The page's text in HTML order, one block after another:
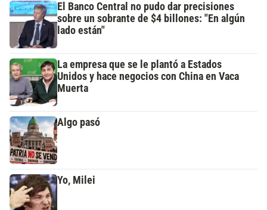
El Banco Central no pudo dar precisiones
sobre un sobrante de $4 billones: "En algún
lado están"
La empresa que se le plantó a Estados
Unidos y hace negocios con China en Vaca
Muerta
Algo pasó
Yo, Milei